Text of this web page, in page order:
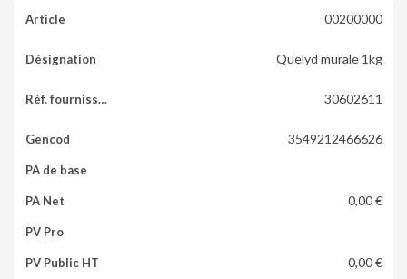
00200000
Quelyd murale 1kg
30602611
3549212466626
0,00 €
0,00 €